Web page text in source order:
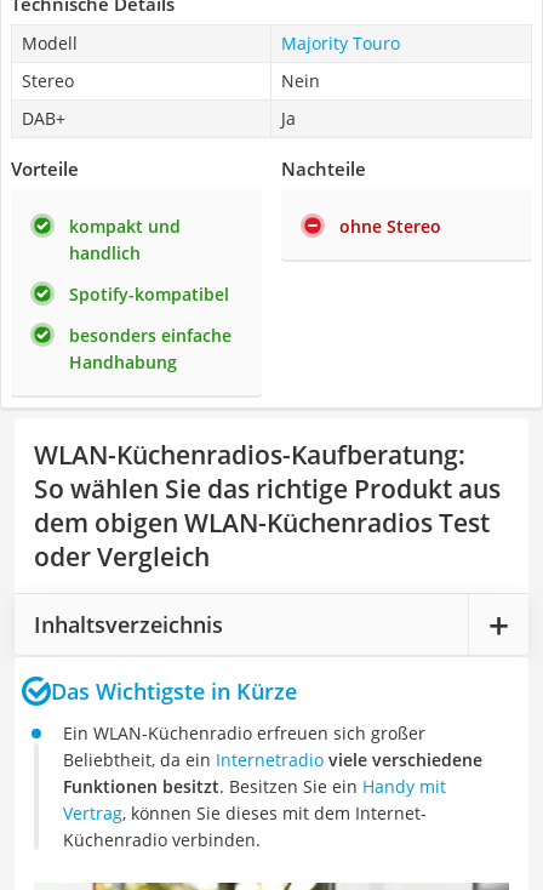
Modell
Majority Touro
Stereo
Nein
DAB+
Ja
Vorteile
kompakt und
handlich
Spotify-kompatibel
besonders einfache
Handhabung
Nachteile
ohne Stereo
WLAN-Küchenradios-Kaufberatung:
So wählen Sie das richtige Produkt aus
dem obigen WLAN-Küchenradios Test
oder Vergleich
Inhaltsverzeichnis
Das Wichtigste in Kürze
Ein WLAN-Küchenradio erfreuen sich großer
Beliebtheit, da ein Internetradio viele verschiedene
Funktionen besitzt. Besitzen Sie ein Handy mit
Vertrag, können Sie dieses mit dem Internet-
Küchenradio verbinden.